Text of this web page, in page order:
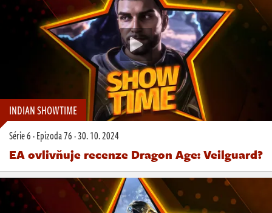
INDIAN SHOWTIME
Série 6·Epizoda 76·30. 10. 2024
EA ovlivňuje recenze Dragon Age: Veilguard?